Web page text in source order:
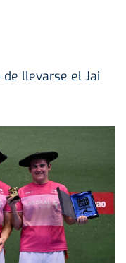
de llevarse el Jai